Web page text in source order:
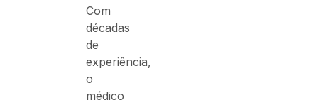
Com
décadas
de
experiência,
o
médico